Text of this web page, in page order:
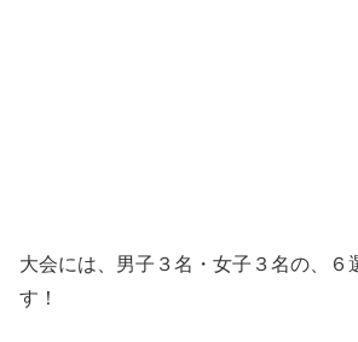
大会には、男子３名・女子３名の、６
す！